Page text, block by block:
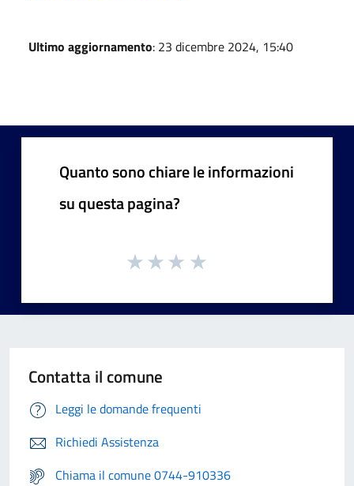
Ultimo aggiornamento: 23 dicembre 2024, 15:40
Quanto sono chiare le informazioni
su questa pagina?
Contatta il comune
Leggi le domande frequenti
Richiedi Assistenza
Chiama il comune 0744-910336